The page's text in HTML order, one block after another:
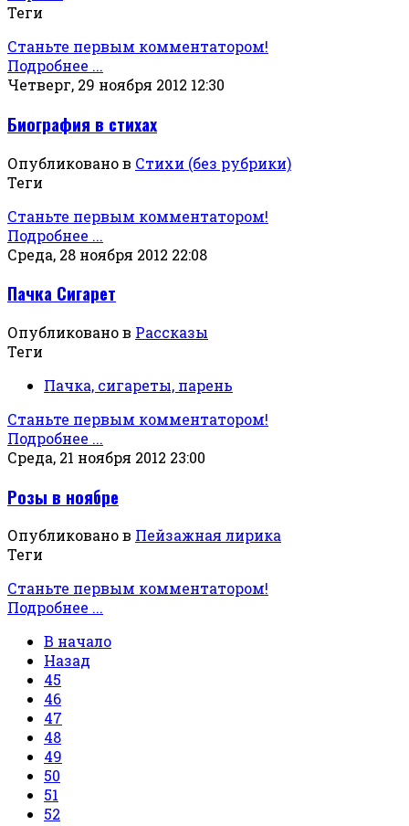
Теги
Станьте первым комментатором!
Подробнее ...
Четверг, 29 ноября 2012 12:30
Биография в стихах
Опубликовано в Стихи (без рубрики)
Теги
Станьте первым комментатором!
Подробнее ...
Среда, 28 ноября 2012 22:08
Пачка Сигарет
Опубликовано в Рассказы
Теги
Пачка, сигареты, парень
Станьте первым комментатором!
Подробнее ...
Среда, 21 ноября 2012 23:00
Розы в ноябре
Опубликовано в Пейзажная лирика
Теги
Станьте первым комментатором!
Подробнее ...
В начало
Назад
45
46
47
48
49
50
51
52